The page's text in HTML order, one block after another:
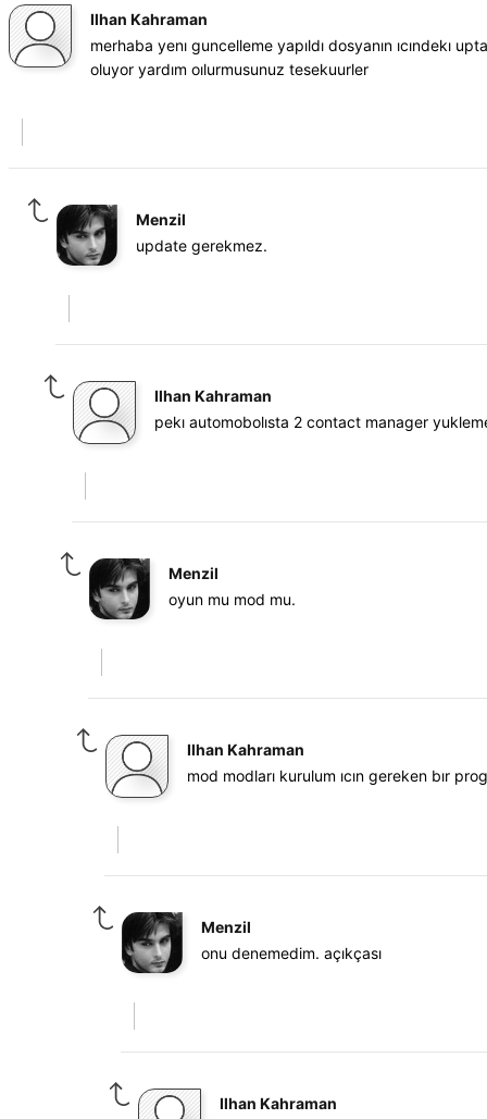
Ilhan Kahraman
merhaba yenı guncelleme yapıldı dosyanın ıcındekı
oluyor yardım oılurmusunuz tesekuurler
Menzil
update gerekmez.
Ilhan Kahraman
pekı automobolısta 2 contact manager
Menzil
oyun mu mod mu.
Ilhan Kahraman
mod modları kurulum ıcın gereken bır
Menzil
onu denemedim. açıkçası
Ilhan Kahraman